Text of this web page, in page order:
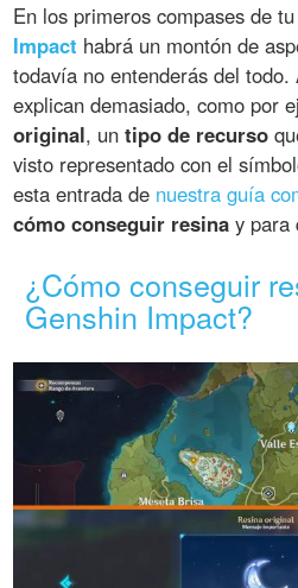
En los primeros compases de
Impact habrá un montón de
todavía no entenderás del todo.
explican demasiado, como por
original, untipo de recurso
visto representado con el
esta entrada de nuestra guía
cómo conseguir resina y para
¿Cómo conseguir
Genshin Impact?